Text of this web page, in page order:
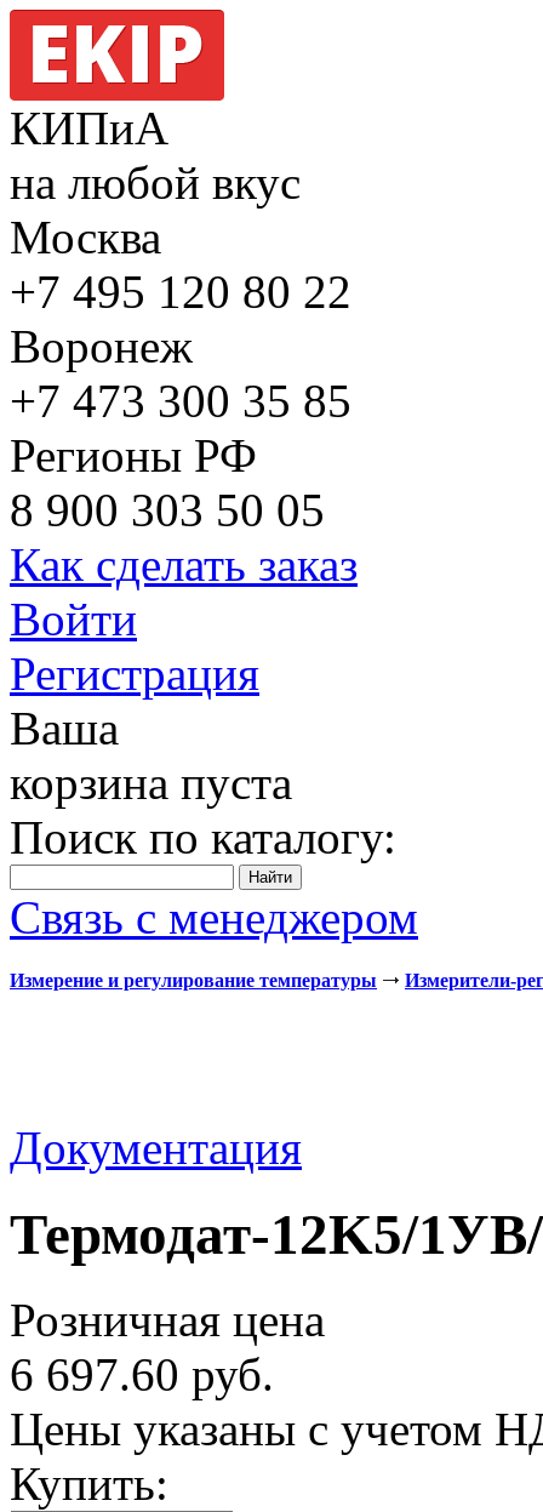
КИПиА
на любой вкус
Москва
+7 495 120 80 22
Воронеж
+7 473 300 35 85
Регионы РФ
8 900 303 50 05
Как сделать заказ
Войти
Регистрация
Ваша
корзина пуста
Поиск по каталогу:
Связь с менеджером
Измерение и регулирование температуры Измерители-
Документация
Термодат-12K5/
Розничная цена
6 697.60 руб.
Цены указаны с учетом
Купить: